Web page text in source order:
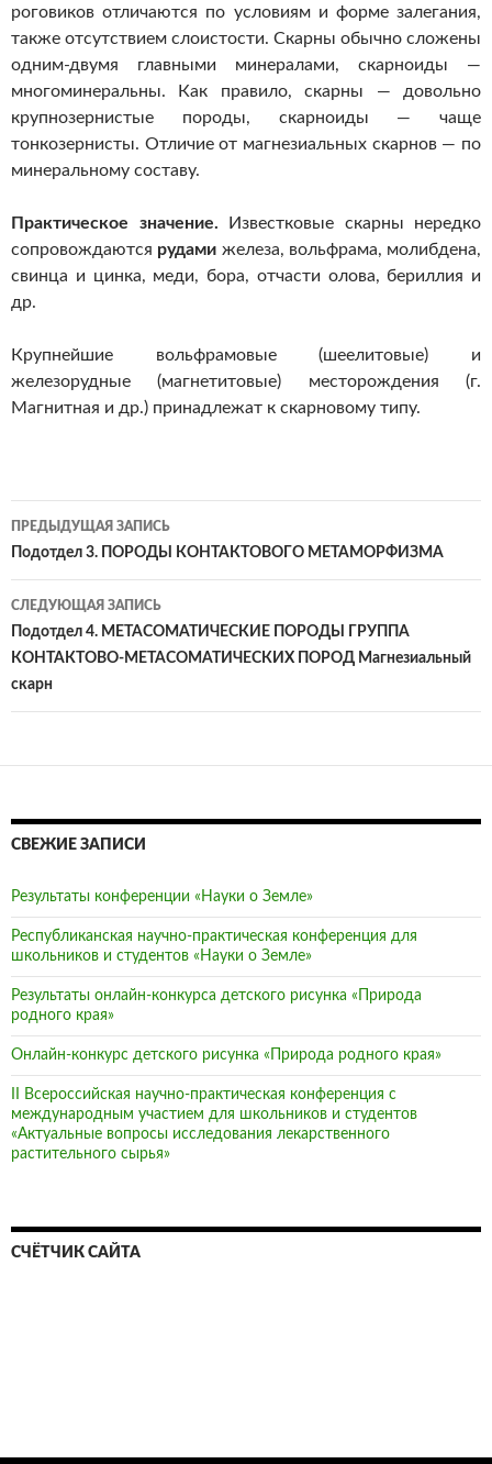
роговиков отличаются по условиям и форме залегания,
также отсутствием слоистости. Скарны обычно сложены
одним-двумя главными минералами, скарноиды —
многоминеральны. Как правило, скарны — довольно
крупнозернистые породы, скарноиды — чаще
тонкозернисты. Отличие от магнезиальных скарнов — по
минеральному составу.
Практическое значение. Известковые скарны нередко
сопровождаются рудами железа, вольфрама, молибдена,
свинца и цинка, меди, бора, отчасти олова, бериллия и
др.
Крупнейшие вольфрамовые (шеелитовые) и
железорудные (магнетитовые) месторождения (г.
Магнитная и др.) принадлежат к скарновому типу.
Навигация
по
записям
ПРЕДЫДУЩАЯ ЗАПИСЬ
Подотдел 3. ПОРОДЫ КОНТАКТОВОГО МЕТАМОРФИЗМА
СЛЕДУЮЩАЯ ЗАПИСЬ
Подотдел 4. МЕТАСОМАТИЧЕСКИЕ ПОРОДЫ ГРУППА
КОНТАКТОВО-МЕТАСОМАТИЧЕСКИХ ПОРОД Магнезиальный
скарн
СВЕЖИЕ ЗАПИСИ
Результаты конференции «Науки о Земле»
Республиканская научно-практическая конференция для
школьников и студентов «Науки о Земле»
Результаты онлайн-конкурса детского рисунка «Природа
родного края»
Онлайн-конкурс детского рисунка «Природа родного края»
II Всероссийская научно-практическая конференция с
международным участием для школьников и студентов
«Актуальные вопросы исследования лекарственного
растительного сырья»
СЧЁТЧИК САЙТА